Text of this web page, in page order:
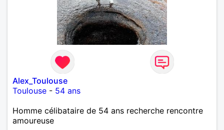
Alex_Toulouse
Toulouse - 54 ans
Homme célibataire de 54 ans recherche rencontre
amoureuse